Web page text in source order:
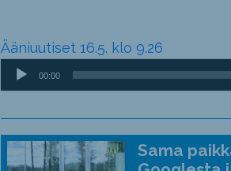
Ääniuutiset 16.5. klo 9.26
Äänitoistin
00:00
Sama